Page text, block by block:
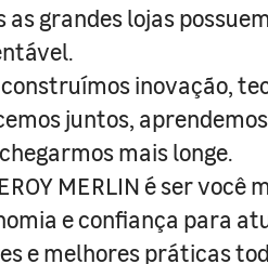
as grandes lojas
inovação,
juntos,
mais longe.
MERLIN é ser
e confiança para
e melhores práticas